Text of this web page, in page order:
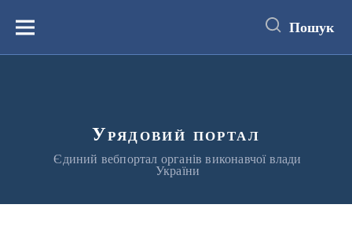
вмістуМеню Пошук
Урядовий портал
Єдиний вебпортал органів виконавчої влади
України